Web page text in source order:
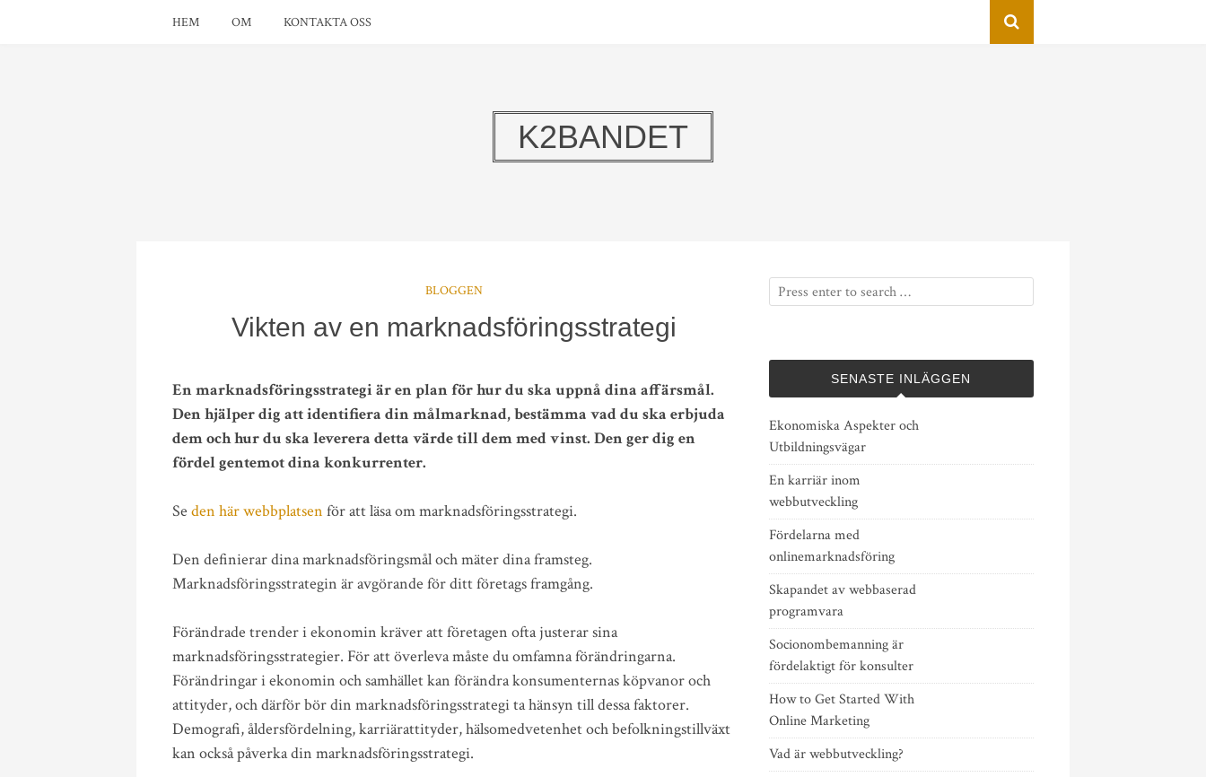
HEM OM KONTAKTA OSS
K2BANDET
BLOGGEN
Vikten av en marknadsföringsstrategi
En marknadsföringsstrategi är en plan för hur du ska uppnå dina affärsmål.
Den hjälper dig att identifiera din målmarknad, bestämma vad du ska erbjuda
dem och hur du ska leverera detta värde till dem med vinst. Den ger dig en
fördel gentemot dina konkurrenter.
Se den här webbplatsen för att läsa om marknadsföringsstrategi.
Den definierar dina marknadsföringsmål och mäter dina framsteg.
Marknadsföringsstrategin är avgörande för ditt företags framgång.
Förändrade trender i ekonomin kräver att företagen ofta justerar sina
marknadsföringsstrategier. För att överleva måste du omfamna förändringarna.
Förändringar i ekonomin och samhället kan förändra konsumenternas köpvanor och
attityder, och därför bör din marknadsföringsstrategi ta hänsyn till dessa faktorer.
Demografi, åldersfördelning, karriärattityder, hälsomedvetenhet och befolkningstillväxt
kan också påverka din marknadsföringsstrategi.
SENASTE INLÄGGEN
Ekonomiska Aspekter och
Utbildningsvägar
En karriär inom
webbutveckling
Fördelarna med
onlinemarknadsföring
Skapandet av webbaserad
programvara
Socionombemanning är
fördelaktigt för konsulter
How to Get Started With
Online Marketing
Vad är webbutveckling?